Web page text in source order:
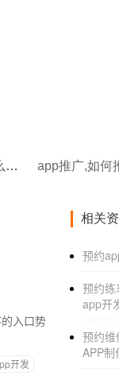
app团购怎么开发,社区团购app是怎么做的 app推广,如何
入口势
开发
相关
预约
预约练
app开
预约
APP制